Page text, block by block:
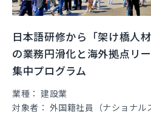
日本語研修から「架け橋人
の業務円滑化と海外拠点リ
集中プログラム
業種
建設業
対象者
外国籍社員（ナショナル